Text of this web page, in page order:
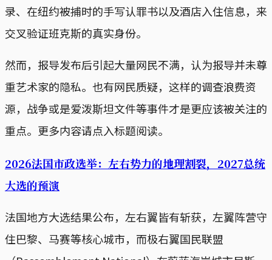
录、在纽约被捕时的手写认罪书以及酒店入住信息，来
交叉验证班克斯的真实身份。
然而，报导发布后引起大量网民不满，认为报导并未尊
重艺术家的隐私。也有网民质疑，这样的调查浪费资
源，战争或是爱泼斯坦文件等事件才是更应该被关注的
重点。更多内容请点入标题阅读。
2026法国市政选举：左右势力的地理割裂，2027总统
大选的预演
法国地方大选结果公布，左右翼皆有斩获，左翼阵营守
住巴黎、马赛等核心城市，而极右翼国民联盟